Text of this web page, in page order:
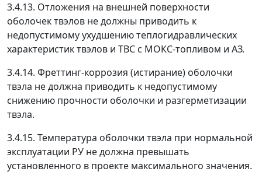
3.4.13. Отложения на внешней поверхности
оболочек твэлов не должны приводить к
недопустимому ухудшению теплогидравлических
характеристик твэлов и ТВС с МОКС-топливом и AЗ.
3.4.14. Фреттинг-коррозия (истирание) оболочки
твэла не должна приводить к недопустимому
снижению прочности оболочки и разгерметизации
твэла.
3.4.15. Температура оболочки твэла при нормальной
эксплуатации РУ не должна превышать
установленного в проекте максимального значения.